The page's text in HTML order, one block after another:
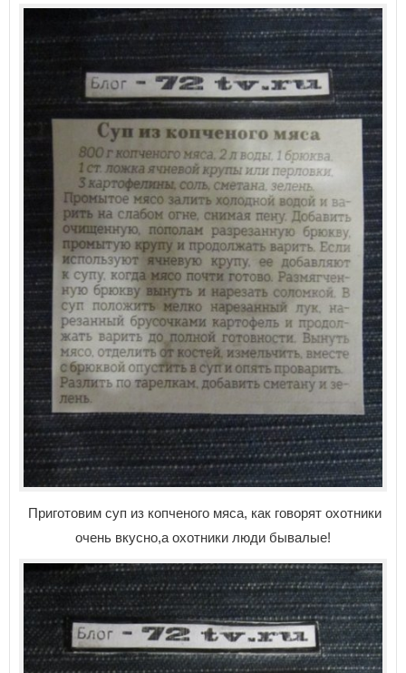
Приготовим суп из копченого мяса, как говорят охотники
очень вкусно,а охотники люди бывалые!